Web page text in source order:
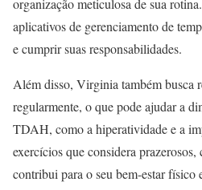
organização meticulosa de sua
aplicativos de gerenciamento de
e cumprir suas responsabilidades.
Além disso, Virginia também busca
regularmente, o que pode ajudar a
TDAH, como a hiperatividade e a
exercícios que considera
contribui para o seu bem-estar físico